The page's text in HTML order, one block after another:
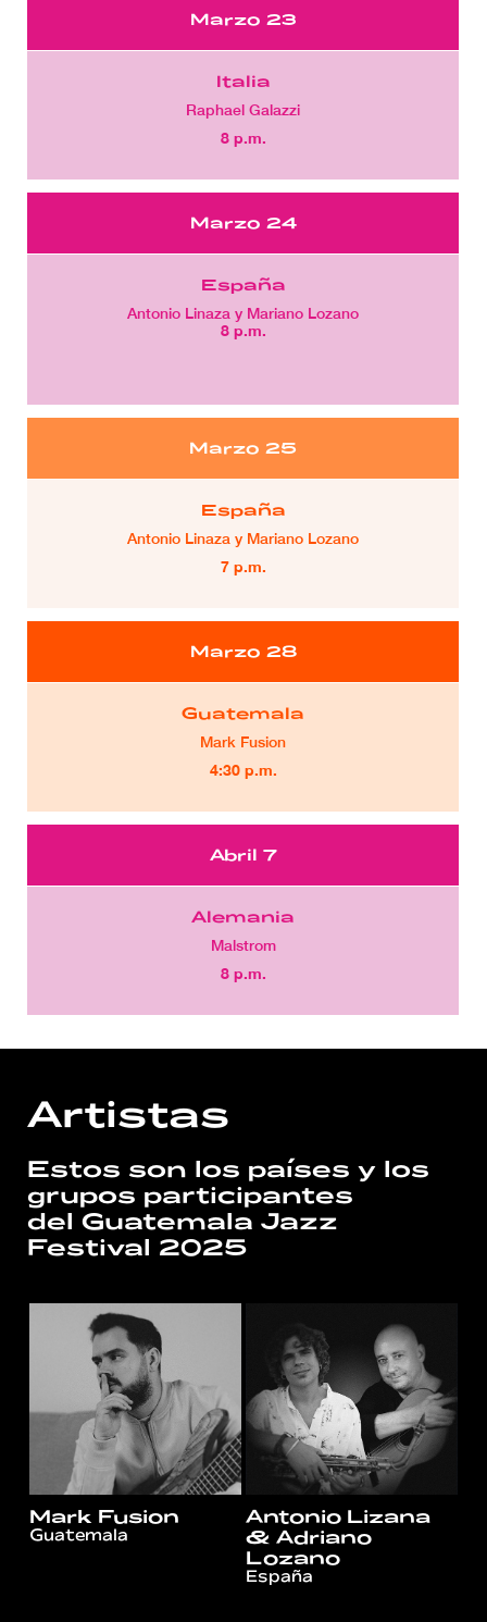
Marzo 23
Italia
Raphael Galazzi
8 p.m.
Marzo 24
España
Antonio Linaza y Mariano Lozano
8 p.m.
Marzo 25
España
Antonio Linaza y Mariano Lozano
7 p.m.
Marzo 28
Guatemala
Mark Fusion
4:30 p.m.
Abril 7
Alemania
Malstrom
8 p.m.
Artistas
Estos son los países y los
grupos participantes
del Guatemala Jazz
Festival 2025
Mark Fusion
Guatemala
Antonio Lizana
& Adriano
Lozano
España